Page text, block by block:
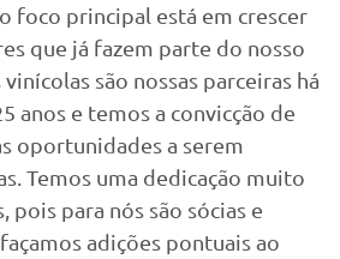
foco principal está em crescer
que já fazem parte do nosso
são nossas parceiras há
anos e temos a convicção de
oportunidades a serem
Temos uma dedicação muito
pois para nós são sócias e
adições pontuais ao